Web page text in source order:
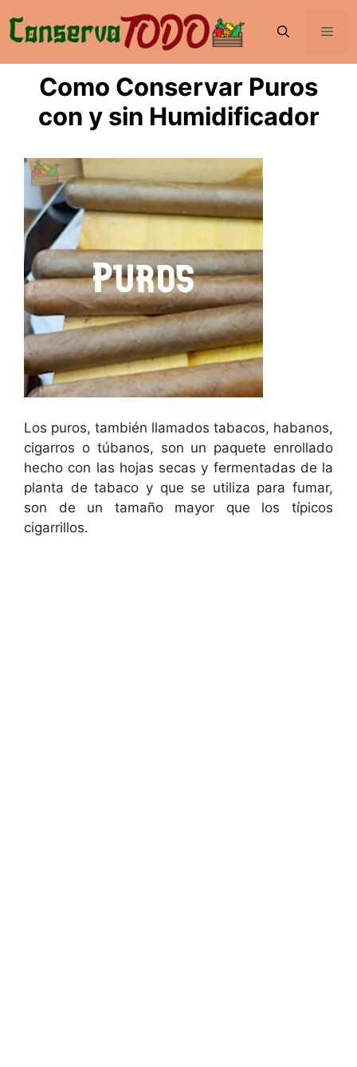
al
contenido
Como Conservar Puros
con y sin Humidificador
Los puros, también llamados tabacos, habanos,
cigarros o túbanos, son un paquete enrollado
hecho con las hojas secas y fermentadas de la
planta de tabaco y que se utiliza para fumar,
son de un tamaño mayor que los típicos
cigarrillos.